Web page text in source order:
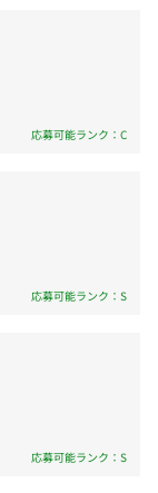
メールマガジ
に分け、即時に
サイトの開
WAR）を解
開発
データの読込み
、Apache、
2年
2年
等…
やりたいこ
プロジェ
タル庁」
。 弊社の技
りをもって
た
当社で、あ
クト管理サ
運用設計
／技術検証
計 ■セ
キュリティ
応募可能ランク：C
応募可能ランク：S
応募可能ランク：S